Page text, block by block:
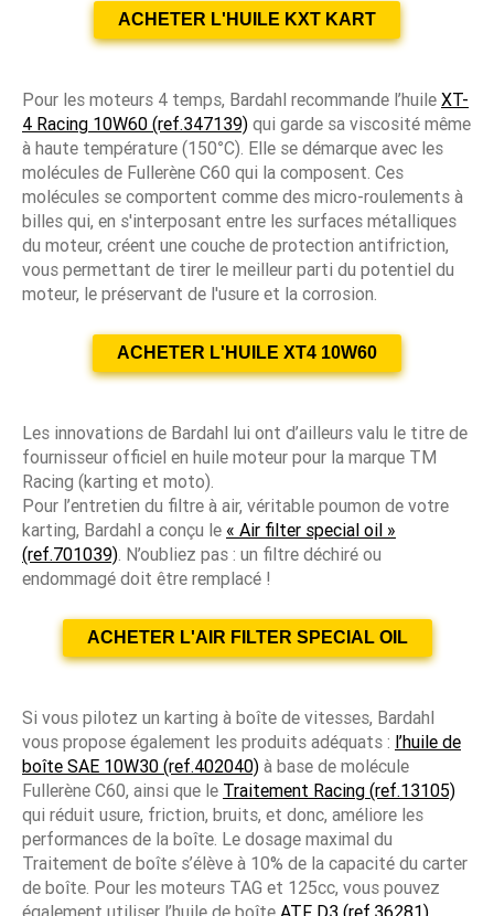
ACHETER L'HUILE KXT KART
Pour les moteurs 4 temps, Bardahl recommande l’huile XT-
4 Racing 10W60 (ref.347139) qui garde sa viscosité même
à haute température (150°C). Elle se démarque avec les
molécules de Fullerène C60 qui la composent. Ces
molécules se comportent comme des micro-roulements à
billes qui, en s'interposant entre les surfaces métalliques
du moteur, créent une couche de protection antifriction,
vous permettant de tirer le meilleur parti du potentiel du
moteur, le préservant de l'usure et la corrosion.
ACHETER L'HUILE XT4 10W60
Les innovations de Bardahl lui ont d’ailleurs valu le titre de
fournisseur officiel en huile moteur pour la marque TM
Racing (karting et moto).
Pour l’entretien du filtre à air, véritable poumon de votre
karting, Bardahl a conçu le « Air filter special oil »
(ref.701039). N’oubliez pas : un filtre déchiré ou
endommagé doit être remplacé !
ACHETER L'AIR FILTER SPECIAL OIL
Si vous pilotez un karting à boîte de vitesses, Bardahl
vous propose également les produits adéquats : l’huile de
boîte SAE 10W30 (ref.402040) à base de molécule
Fullerène C60, ainsi que le Traitement Racing (ref.13105)
qui réduit usure, friction, bruits, et donc, améliore les
performances de la boîte. Le dosage maximal du
Traitement de boîte s’élève à 10% de la capacité du carter
de boîte. Pour les moteurs TAG et 125cc, vous pouvez